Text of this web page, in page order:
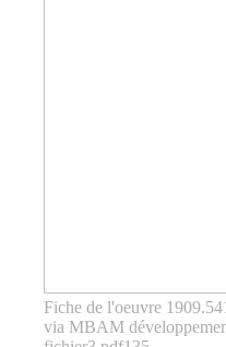
Fiche de l'oeuvre
via MBAM développement